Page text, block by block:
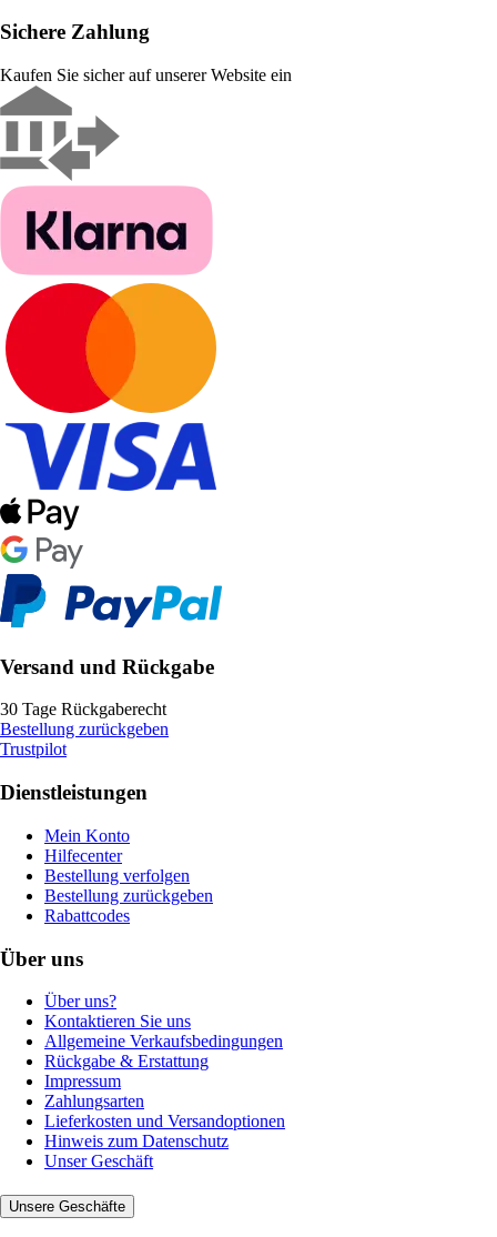
Sichere Zahlung
Kaufen Sie sicher auf unserer Website ein
Versand und Rückgabe
30 Tage Rückgaberecht
Bestellung zurückgeben
Trustpilot
Dienstleistungen
Mein Konto
Hilfecenter
Bestellung verfolgen
Bestellung zurückgeben
Rabattcodes
Über uns
Über uns?
Kontaktieren Sie uns
Allgemeine Verkaufsbedingungen
Rückgabe & Erstattung
Impressum
Zahlungsarten
Lieferkosten und Versandoptionen
Hinweis zum Datenschutz
Unser Geschäft
Unsere Geschäfte